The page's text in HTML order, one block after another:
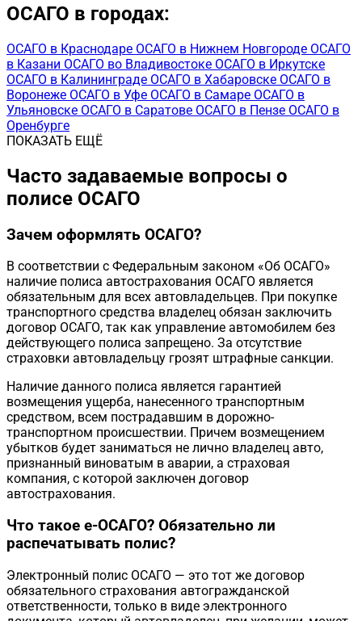
ОСАГО в городах:
ОСАГО в Краснодаре ОСАГО в Нижнем Новгороде ОСАГО
в Казани ОСАГО во Владивостоке ОСАГО в Иркутске
ОСАГО в Калининграде ОСАГО в Хабаровске ОСАГО в
Воронеже ОСАГО в Уфе ОСАГО в Самаре ОСАГО в
Ульяновске ОСАГО в Саратове ОСАГО в Пензе ОСАГО в
Оренбурге
ПОКАЗАТЬ ЕЩЁ
Часто задаваемые вопросы о
полисе ОСАГО
Зачем оформлять ОСАГО?
В соответствии с Федеральным законом «Об ОСАГО»
наличие полиса автострахования ОСАГО является
обязательным для всех автовладельцев. При покупке
транспортного средства владелец обязан заключить
договор ОСАГО, так как управление автомобилем без
действующего полиса запрещено. За отсутствие
страховки автовладельцу грозят штрафные санкции.
Наличие данного полиса является гарантией
возмещения ущерба, нанесенного транспортным
средством, всем пострадавшим в дорожно-
транспортном происшествии. Причем возмещением
убытков будет заниматься не лично владелец авто,
признанный виноватым в аварии, а страховая
компания, с которой заключен договор
автострахования.
Что такое е-ОСАГО? Обязательно ли
распечатывать полис?
Электронный полис ОСАГО — это тот же договор
обязательного страхования автогражданской
ответственности, только в виде электронного